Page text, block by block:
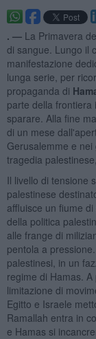
. — La Primavera
di sangue. Lungo il
manifestazione
lunga serie, per
propaganda di
parte della frontiera
sparare. Alla fine
di un mese
Gerusalemme e
tragedia
Il livello di tensione
palestinese
affluisce un fiume
della politica
alle frange di
pentola a
palestinesi, in un
regime di Hamas.
limitazione di
Egitto e Israele
Ramallah entra in
e Hamas si